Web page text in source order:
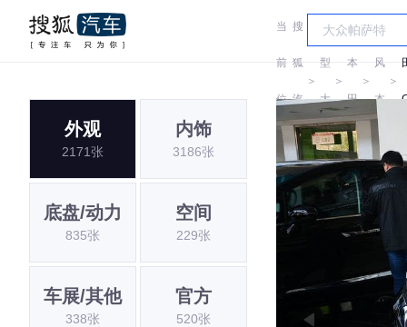
当
前
位
置:
搜
狐
汽
车
＞
车
型
大
全
＞
本
田
＞
东
风
本
田
＞
外观
2171张
内饰
3186张
底盘/动力
835张
空间
229张
车展/其他
338张
官方
520张